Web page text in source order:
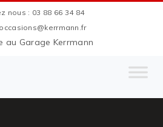
nous : 03 88 66 34 84
au Garage Kerrmann